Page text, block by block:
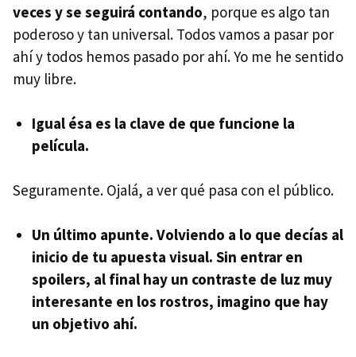
veces y se seguirá contando, porque es algo tan
poderoso y tan universal. Todos vamos a pasar por
ahí y todos hemos pasado por ahí. Yo me he sentido
muy libre.
Igual ésa es la clave de que funcione la
película.
Seguramente. Ojalá, a ver qué pasa con el público.
Un último apunte. Volviendo a lo que decías al
inicio de tu apuesta visual. Sin entrar en
spoilers, al final hay un contraste de luz muy
interesante en los rostros, imagino que hay
un objetivo ahí.